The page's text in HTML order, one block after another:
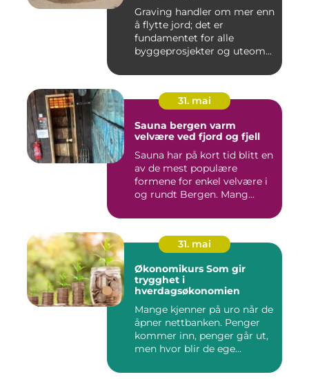
Graving handler om mer enn
å flytte jord; det er
fundamentet for alle
byggeprosjekter og uteom...
31. mai
Sauna bergen varm
velvære ved fjord og fjell
Sauna har på kort tid blitt en
av de mest populære
formene for enkel velvære i
og rundt Bergen. Mang...
31. mai
Økonomikurs Som gir
trygghet i
hverdagsøkonomien
Mange kjenner på uro når de
åpner nettbanken. Penger
kommer inn, penger går ut,
men hvor blir de ege...